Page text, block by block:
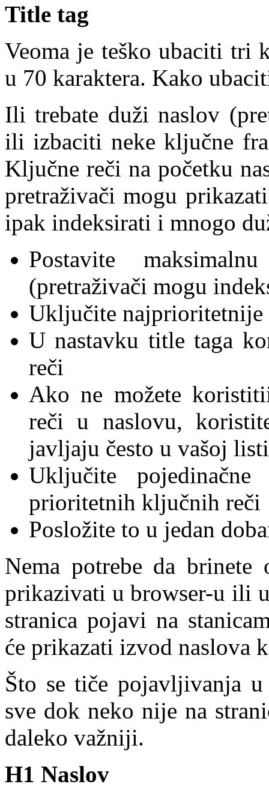
Title tag
Veoma je teško ubaciti tri
u 70 karaktera. Kako
Ili trebate duži naslov
ili izbaciti neke ključne
Ključne reči na početku
pretraživači mogu
ipak indeksirati i mnogo
Postavite
(pretraživači mogu
Uključite najprioritetnije
U nastavku title taga
reči
Ako ne možete
reči u naslovu,
javljaju često u vašoj
Uključite
prioritetnih ključnih reči
Posložite to u jedan
Nema potrebe da
prikazivati u browser-u ili
stranica pojavi na
će prikazati izvod naslova
Što se tiče pojavljivanja
sve dok neko nije na
daleko važniji.
H1 Naslov